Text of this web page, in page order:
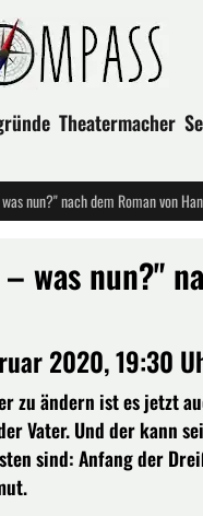
Theatermacher
nun?" nach dem Roman von
was nun?"
2020, 19:30
zu ändern ist es jetzt
Vater. Und der kann
sind: Anfang der